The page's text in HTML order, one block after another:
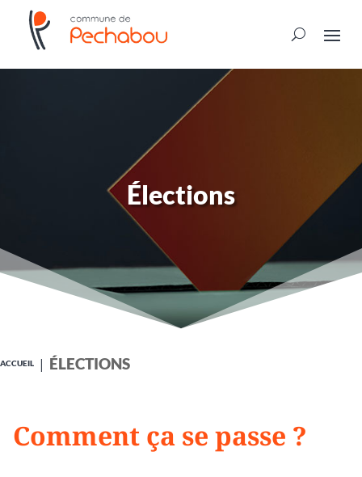
Élections
ACCUEIL ÉLECTIONS
Comment ça se passe ?